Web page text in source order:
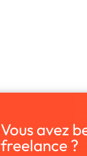
Vous avez
freelance ?